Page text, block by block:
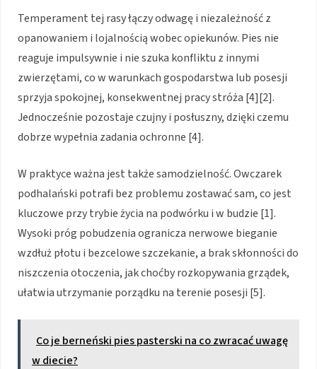
Temperament tej rasy łączy odwagę i niezależność z
opanowaniem i lojalnością wobec opiekunów. Pies nie
reaguje impulsywnie i nie szuka konfliktu z innymi
zwierzętami, co w warunkach gospodarstwa lub posesji
sprzyja spokojnej, konsekwentnej pracy stróża [4][2].
Jednocześnie pozostaje czujny i posłuszny, dzięki czemu
dobrze wypełnia zadania ochronne [4].
W praktyce ważna jest także samodzielność. Owczarek
podhalański potrafi bez problemu zostawać sam, co jest
kluczowe przy trybie życia na podwórku i w budzie [1].
Wysoki próg pobudzenia ogranicza nerwowe bieganie
wzdłuż płotu i bezcelowe szczekanie, a brak skłonności do
niszczenia otoczenia, jak choćby rozkopywania grządek,
ułatwia utrzymanie porządku na terenie posesji [5].
Co je berneński pies pasterski na co zwracać uwagę
w diecie?